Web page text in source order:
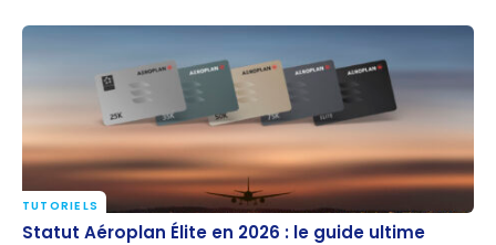
Statut Aéroplan Élite en 2026 : le guide ultime
TUTORIELS
Statut Aéroplan Élite en 2026 : le guide ultime